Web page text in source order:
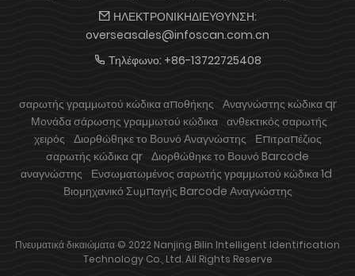
ΗΛΕΚΤΡΟΝΙΚΗΔΙΕΥΘΥΝΣΗ:
overseasales@infoscan.com.cn
Τηλέφωνο: +86-13722725408
σαρωτής γραμμωτού κώδικα αποθήκης Αναγνώστης κώδικα qr
Μονάδα σάρωσης γραμμωτού κώδικα ανθεκτικός σαρωτής
χειρός Διορθώθηκε το Βουνό Αναγνώστης
Επιτραπέζιος
σαρωτής κώδικα qr Διορθώθηκε το Βουνό Barcode
αναγνώστης
Ενσωματωμένος σαρωτής γραμμωτού κώδικα 1d
Βιομηχανικό Συμπαγής Barcode Αναγνώστης
Πνευματικά δικαιώματα © 2022 Nanjing Bilin Intelligent Identification
Technology Co., Ltd. All Rights Reserve